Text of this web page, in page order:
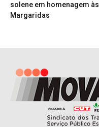
solene em homenagem às
Margaridas